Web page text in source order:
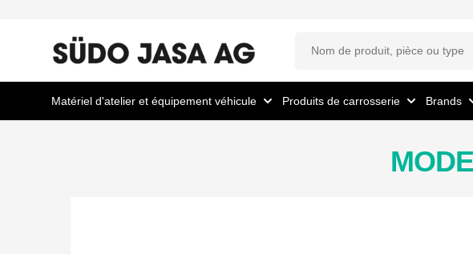
Matériel d'atelier et équipement véhicule Produits de carrosserie Brands